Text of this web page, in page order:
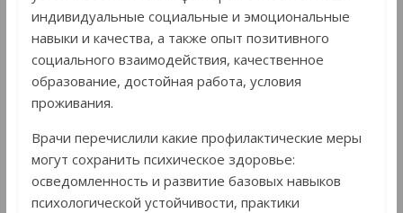
индивидуальные социальные и эмоциональные
навыки и качества, а также опыт позитивного
социального взаимодействия, качественное
образование, достойная работа, условия
проживания.
Врачи перечислили какие профилактические меры
могут сохранить психическое здоровье:
осведомленность и развитие базовых навыков
психологической устойчивости, практики